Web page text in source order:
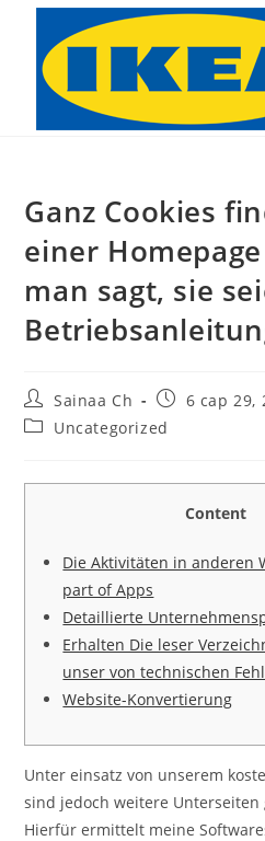
content
Ganz Cookies
einer
man sagt, sie
Post
author:
Sainaa Ch
Post
published:
6 сар 29,
PostUncategorized
Content
Die Aktivitäten in anderen
part of Apps
Detaillierte
Erhalten Die leser
unser von technischen
Website-Konvertierung
Unter einsatz von unserem
sind jedoch weitere
Hierfür ermittelt meine